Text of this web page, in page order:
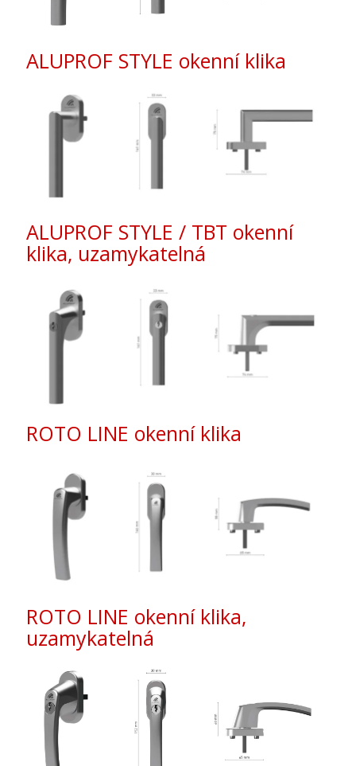
ALUPROF STYLE okenní klika
ALUPROF STYLE / TBT okenní
klika, uzamykatelná
ROTO LINE okenní klika
ROTO LINE okenní klika,
uzamykatelná